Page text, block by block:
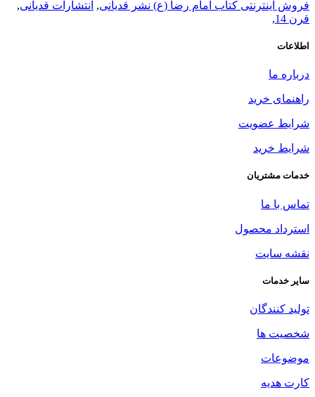
فروش اینترنتی کتاب امام رضا (ع) نشر قدیانی, انتشارات قدیانی,
قرن 14
,
اطلاعات
درباره ما
راهنمای خرید
شرایط عضویت
شرایط خرید
خدمات مشتریان
تماس با ما
استرداد محصول
نقشه سایت
سایر خدمات
تولید کنندگان
شخصیت ها
موضوعات
کارت هدیه